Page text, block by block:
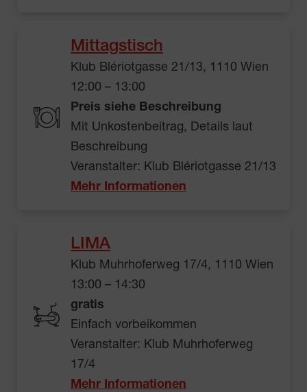
Mittagstisch
Klub Blériotgasse 21/13, 1110 Wien
12:00 – 13:00
Preis siehe Beschreibung
Mit Unkostenbeitrag, Details laut
Beschreibung
Veranstalter: Klub Blériotgasse 21/13
Mehr Informationen
LIMA
Klub Muhrhoferweg 17/4, 1110 Wien
13:00 – 14:30
gratis
Einfach vorbeikommen
Veranstalter: Klub Muhrhoferweg
17/4
Mehr Informationen